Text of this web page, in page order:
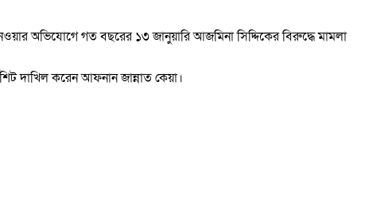
অভিযোগে গত বছরের ১৩ জানুয়ারি আজমিনা সিদ্দিকের বিরুদ্ধে মামলা
দাখিল করেন আফনান জান্নাত কেয়া।